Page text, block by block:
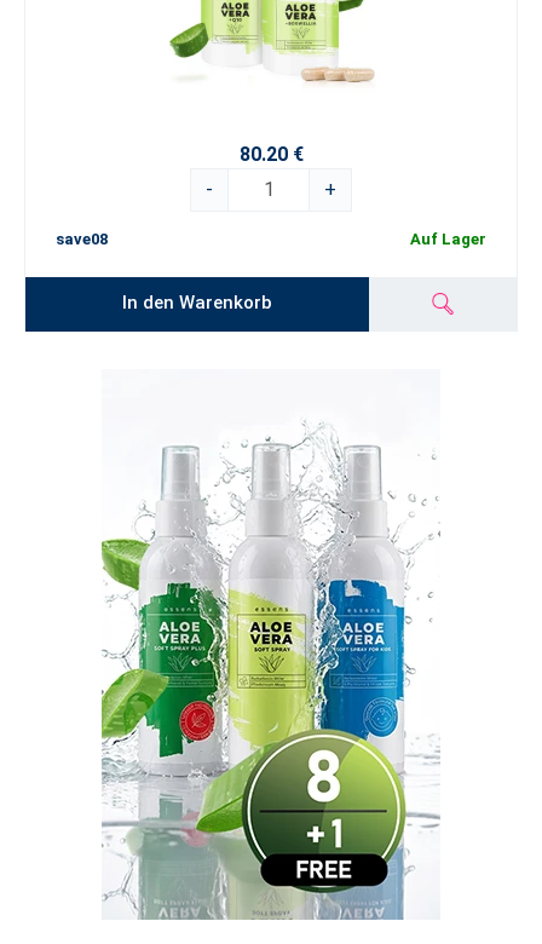
80.20 €
-
+
save08 Auf Lager
In den Warenkorb